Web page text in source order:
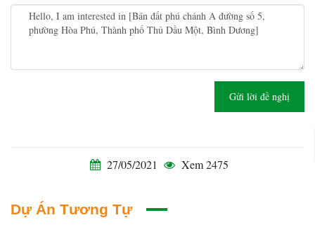
Gửi lời đề nghị
27/05/2021 Xem 2475
Dự Án Tương Tự